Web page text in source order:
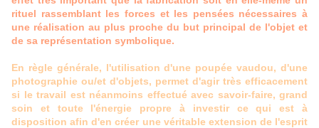
rituel rassemblant les forces et les pensées nécessaires à
une réalisation au plus proche du but principal de l'objet et
de sa représentation symbolique.
En règle générale, l'utilisation d'une poupée vaudou, d'une
photographie ou/et d'objets, permet d'agir très efficacement
si le travail est néanmoins effectué avec savoir-faire, grand
soin et toute l'énergie propre à investir ce qui est à
disposition afin d'en créer une véritable extension de l'esprit